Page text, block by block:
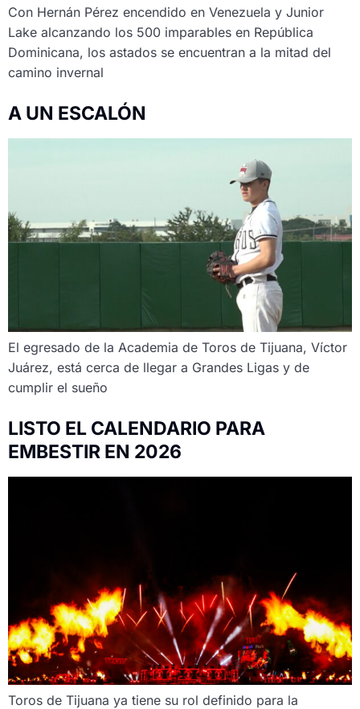
Con Hernán Pérez encendido en Venezuela y Junior
Lake alcanzando los 500 imparables en República
Dominicana, los astados se encuentran a la mitad del
camino invernal
A UN ESCALÓN
El egresado de la Academia de Toros de Tijuana, Víctor
Juárez, está cerca de llegar a Grandes Ligas y de
cumplir el sueño
LISTO EL CALENDARIO PARA
EMBESTIR EN 2026
Toros de Tijuana ya tiene su rol definido para la